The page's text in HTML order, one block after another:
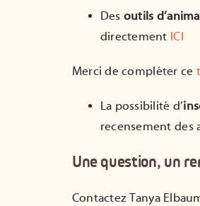
Des outils
directement ICI
Merci de compléter ce
La possibilité d’
recensement des
Une question, un
Contactez Tanya